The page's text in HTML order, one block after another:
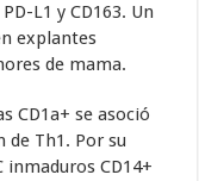
L1 y CD163. Un
explantes
de mama.
CD1a+ se asoció
de Th1. Por su
CD14+